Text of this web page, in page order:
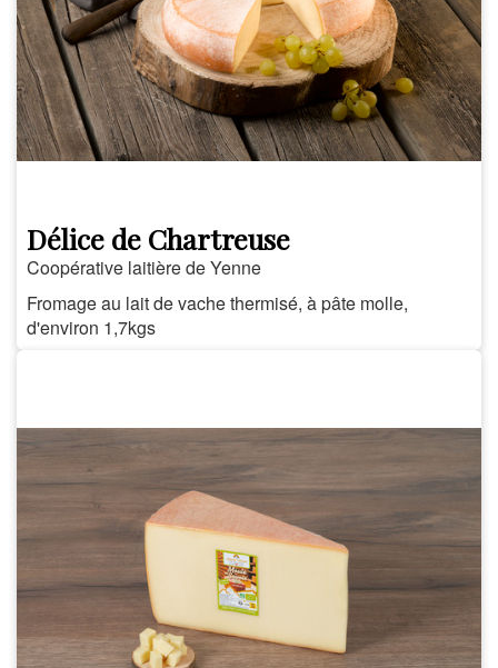
Délice de Chartreuse
Coopérative laitière de Yenne
Fromage au lait de vache thermisé, à pâte molle,
d'environ 1,7kgs